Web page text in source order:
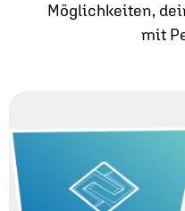
Möglichkeiten,
mit